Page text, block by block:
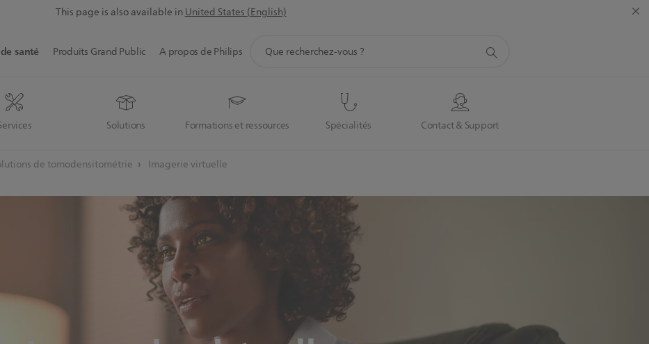
This page is also available inUnited States (English)
santé
Solutions Formations et ressources Spécialités Contact & Support
Produits Grand Public A propos de Philips
de tomodensitométrie Imagerie virtuelle